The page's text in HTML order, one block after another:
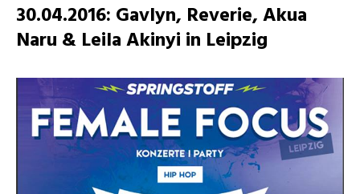
30.04.2016: Gavlyn, Reverie, Akua
Naru & Leila Akinyi in Leipzig